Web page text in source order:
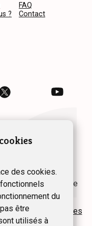
?
FAQ
Contact
d’hôtes de
siteMentions légales
des cookies.
du
être
utilisés à